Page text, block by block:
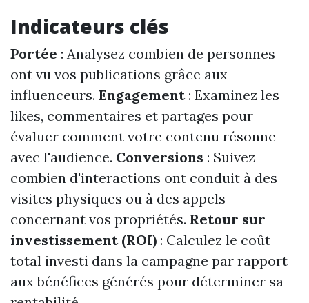
Indicateurs clés
Portée : Analysez combien de personnes
ont vu vos publications grâce aux
influenceurs. Engagement: Examinez les
likes, commentaires et partages pour
évaluer comment votre contenu résonne
avec l'audience. Conversions : Suivez
combien d'interactions ont conduit à des
visites physiques ou à des appels
concernant vos propriétés. Retour sur
investissement (ROI) : Calculez le coût
total investi dans la campagne par rapport
aux bénéfices générés pour déterminer sa